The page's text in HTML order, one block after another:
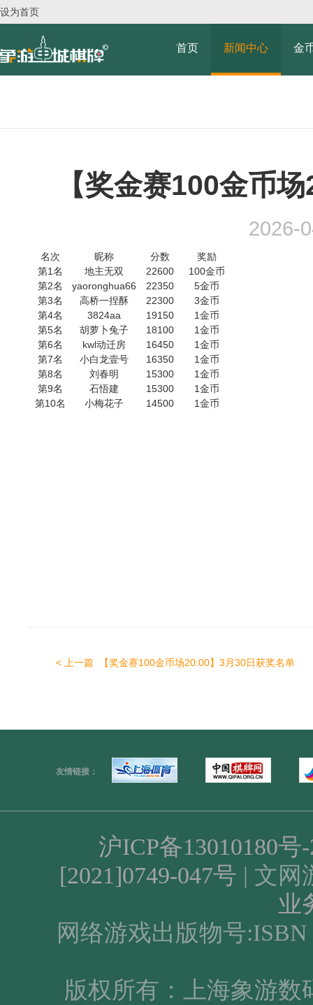
设为首页
首页 新闻中心 金
【奖金赛100金币
2026-
名次 昵称 分数
奖励
第1名
地主无双 22600
100金币
第2名
yaoronghua66 22350
5金币
第3名
高桥一捏酥 22300
3金币
第4名
3824aa 19150
1金币
第5名
胡萝卜兔子 18100
1金币
第6名
kwl动迁房 16450
1金币
第7名
小白龙壹号 16350
1金币
第8名
刘春明 15300
1金币
第9名
石悟建 15300
1金币
第10名
小梅花子 14500 1金币
< 上一篇 【奖金赛100金币场20:00】3月30日获奖名单
友情链接：
沪ICP备13010180
[2021]0749-047号 | 文网
业
网络游戏出版物号:ISBN
版权所有：上海象游